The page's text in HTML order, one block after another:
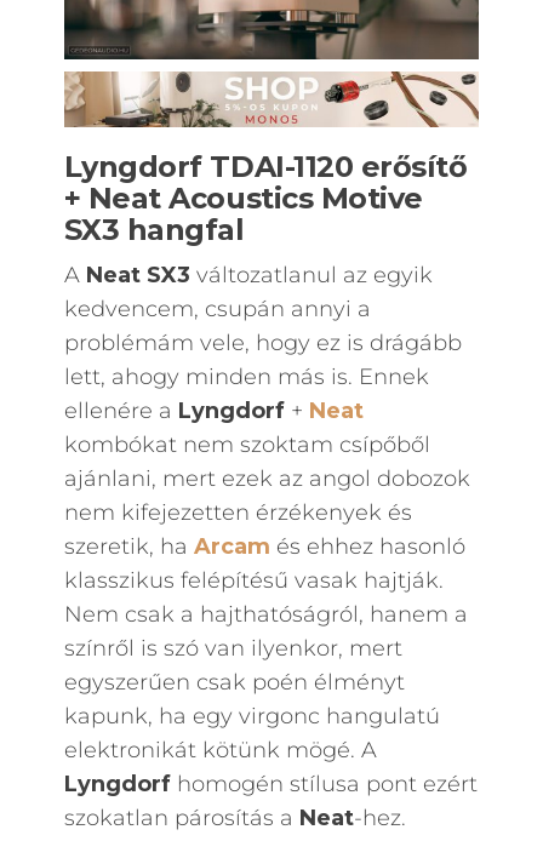
Lyngdorf TDAI-1120 erősítő
+ Neat Acoustics Motive
SX3 hangfal
A Neat SX3 változatlanul az egyik
kedvencem, csupán annyi a
problémám vele, hogy ez is drágább
lett, ahogy minden más is. Ennek
ellenére a Lyngdorf+ Neat
kombókat nem szoktam csípőből
ajánlani, mert ezek az angol dobozok
nem kifejezetten érzékenyek és
szeretik, ha Arcam és ehhez hasonló
klasszikus felépítésű vasak hajtják.
Nem csak a hajthatóságról, hanem a
színről is szó van ilyenkor, mert
egyszerűen csak poén élményt
kapunk, ha egy virgonc hangulatú
elektronikát kötünk mögé. A
Lyngdorfhomogén stílusa pont ezért
szokatlan párosítás a Neat-hez.